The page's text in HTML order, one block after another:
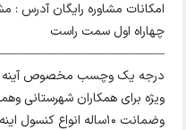
چهاراه اول سمت راست
درجه یک وچسب مخصوص آینه
ویژه برای همکاران شهرستانی
وضمانت 10ساله انواع